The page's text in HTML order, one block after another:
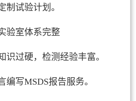
制试验计划。
验室体系完整
识过硬，检测经验丰富。
编写MSDS报告服务。